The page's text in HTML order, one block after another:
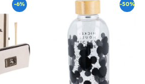
-6% -50%